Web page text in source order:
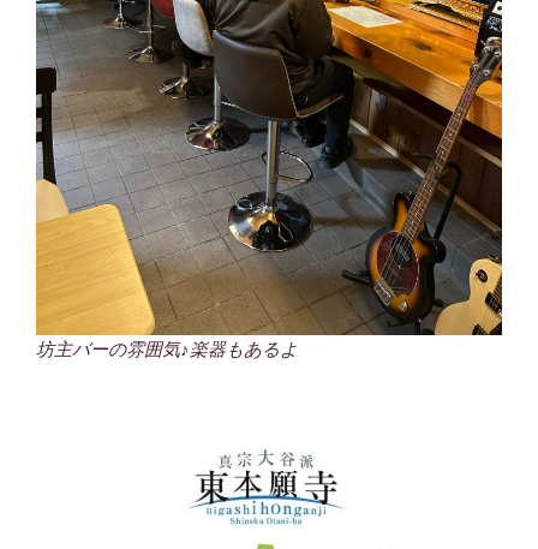
坊主バーの雰囲気♪楽器もあるよ